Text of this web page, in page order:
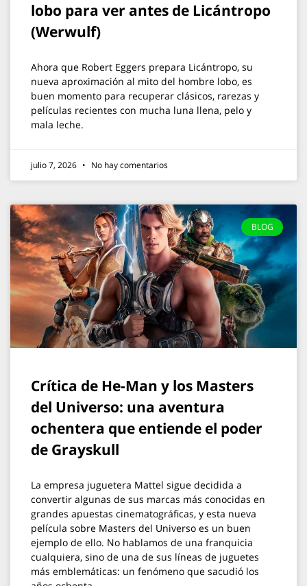
lobo para ver antes de Licántropo
(Werwulf)
Ahora que Robert Eggers prepara Licántropo, su
nueva aproximación al mito del hombre lobo, es
buen momento para recuperar clásicos, rarezas y
películas recientes con mucha luna llena, pelo y
mala leche.
julio 7, 2026 No hay comentarios
BLOG
Crítica de He-Man y los Masters
del Universo: una aventura
ochentera que entiende el poder
de Grayskull
La empresa juguetera Mattel sigue decidida a
convertir algunas de sus marcas más conocidas en
grandes apuestas cinematográficas, y esta nueva
película sobre Masters del Universo es un buen
ejemplo de ello. No hablamos de una franquicia
cualquiera, sino de una de sus líneas de juguetes
más emblemáticas: un fenómeno que sacudió los